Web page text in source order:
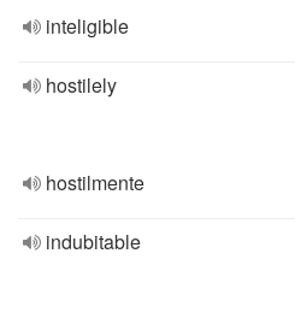
inteligible
hostilely
hostilmente
indubitable